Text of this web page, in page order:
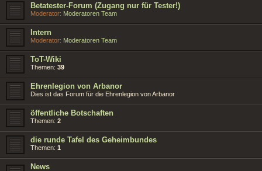
Betatester-Forum (Zugang nur für Tester!)
Moderator: Moderatoren Team
Intern
Moderator: Moderatoren Team
ToT-Wiki
Themen: 39
Ehrenlegion von Arbanor
Dies ist das Forum für die Ehrenlegion von Arbanor
öffentliche Botschaften
Themen: 2
die runde Tafel des Geheimbundes
Themen: 1
News